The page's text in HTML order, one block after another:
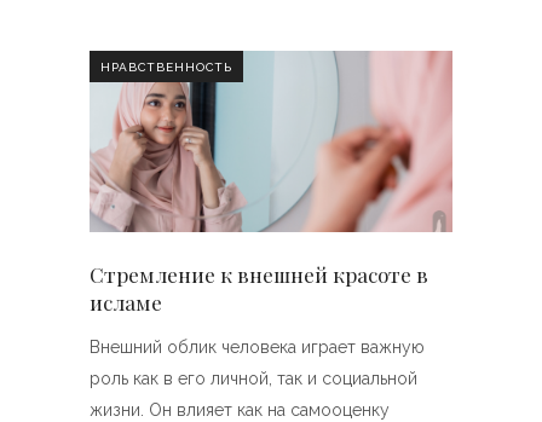
НРАВСТВЕННОСТЬ
Стремление к внешней красоте в
исламе
Внешний облик человека играет важную
роль как в его личной, так и социальной
жизни. Он влияет как на самооценку